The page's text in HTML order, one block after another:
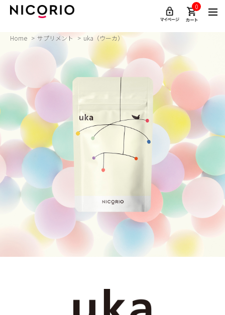
0
Home サプリメント uka（ウーカ）